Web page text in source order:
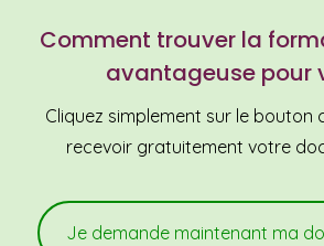
Comment trouver la
avantageuse pour
Cliquez simplement sur le bouton
recevoir gratuitement votre
Je demande maintenant ma